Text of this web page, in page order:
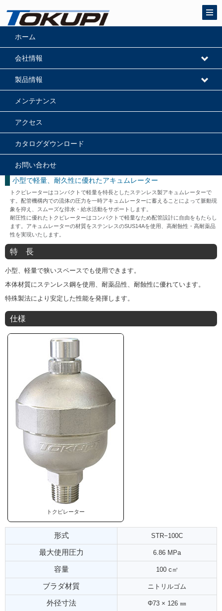
高圧ポンプ・高圧切替バルブ・クーラントユニット・圧力調整弁
ホーム
会社情報
製品情報
メンテナンス
アクセス
カタログダウンロード
お問い合わせ
トクピレーター
小型で軽量、耐久性に優れたアキュムレーター
トクピレーターはコンパクトで軽量を特長としたステンレス製アキュムレーターで
す。配管機構内での流体の圧力を一時アキュムレーターに蓄えることによって脈動現
象を抑え、スムーズな排水・給水活動をサポートします。
耐圧性に優れたトクピレーターはコンパクトで軽量なため配管設計に自由をもたらし
ます。アキュムレーターの材質をステンレスのSUS14Aを使用、高耐蝕性・高耐薬品
性を実現いたします。
特 長
小型、軽量で狭いスペースでも使用できます。
本体材質にステンレス鋼を使用、耐薬品性、耐蝕性に優れています。
特殊製法により安定した性能を発揮します。
仕様
トクピレーター
形式 STR−100C
最大使用圧力 6.86 MPa
容量 100 c㎡
ブラダ材質 ニトリルゴム
外径寸法 Φ73 × 126 ㎜